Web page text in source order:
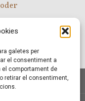
galetes per
el consentiment a
comportament de
retirar el consentiment,